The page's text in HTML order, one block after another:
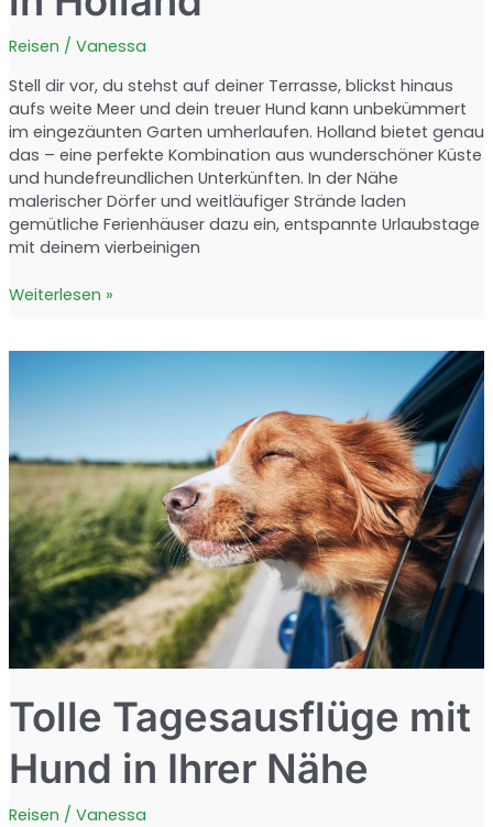
Reisen / Vanessa
Stell dir vor, du stehst auf deiner Terrasse, blickst hinaus
aufs weite Meer und dein treuer Hund kann unbekümmert
im eingezäunten Garten umherlaufen. Holland bietet genau
das – eine perfekte Kombination aus wunderschöner Küste
und hundefreundlichen Unterkünften. In der Nähe
malerischer Dörfer und weitläufiger Strände laden
gemütliche Ferienhäuser dazu ein, entspannte Urlaubstage
mit deinem vierbeinigen
Traumurlaub
in
Holland
Weiterlesen »
Tolle Tagesausflüge mit
Hund in Ihrer Nähe
Reisen / Vanessa